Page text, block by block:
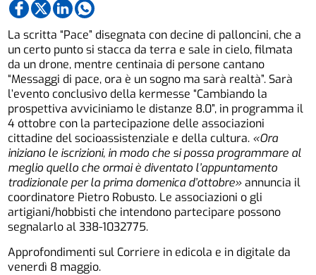
La scritta “Pace” disegnata con decine di palloncini, che a
un certo punto si stacca da terra e sale in cielo, filmata
da un drone, mentre centinaia di persone cantano
“Messaggi di pace, ora è un sogno ma sarà realtà”. Sarà
l’evento conclusivo della kermesse “Cambiando la
prospettiva avviciniamo le distanze 8.0”, in programma il
4 ottobre con la partecipazione delle associazioni
cittadine del socioassistenziale e della cultura. «Ora
iniziano le iscrizioni, in modo che si possa programmare al
meglio quello che ormai è diventato l’appuntamento
tradizionale per la prima domenica d’ottobre»annuncia il
coordinatore Pietro Robusto. Le associazioni o gli
artigiani/hobbisti che intendono partecipare possono
segnalarlo al 338-1032775.
Approfondimenti sul Corriere in edicola e in digitale da
venerdì 8 maggio.